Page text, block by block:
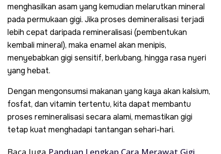
menghasilkan asam yang kemudian melarutkan mineral
pada permukaan gigi. Jika proses demineralisasi terjadi
lebih cepat daripada remineralisasi (pembentukan
kembali mineral), maka enamel akan menipis,
menyebabkan gigi sensitif, berlubang, hingga rasa nyeri
yang hebat.
Dengan mengonsumsi makanan yang kaya akan kalsium,
fosfat, dan vitamin tertentu, kita dapat membantu
proses remineralisasi secara alami, memastikan gigi
tetap kuat menghadapi tantangan sehari-hari.
Baca Juga Panduan Lengkap Cara Merawat Gigi